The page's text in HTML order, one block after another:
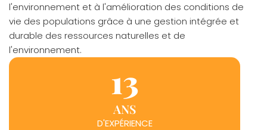
l'environnement et à l'amélioration des conditions de
vie des populations grâce à une gestion intégrée et
durable des ressources naturelles et de
l'environnement.
13
ANS
D'EXPÉRIENCE